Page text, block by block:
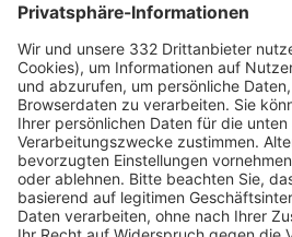
HÄUFIG BESUCHTE SEITEN
Pässe und Vereinswechsel
Trainerausbildung
Schulungsangebot Vereinsmitarbeiter
BFV-Geschäftsstellen
Trainerbörse